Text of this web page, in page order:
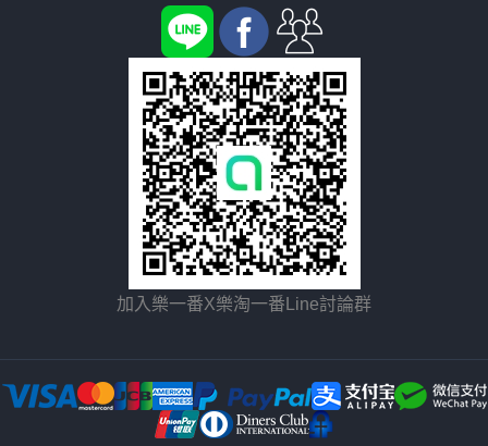
加入樂一番X樂淘一番Line討論群